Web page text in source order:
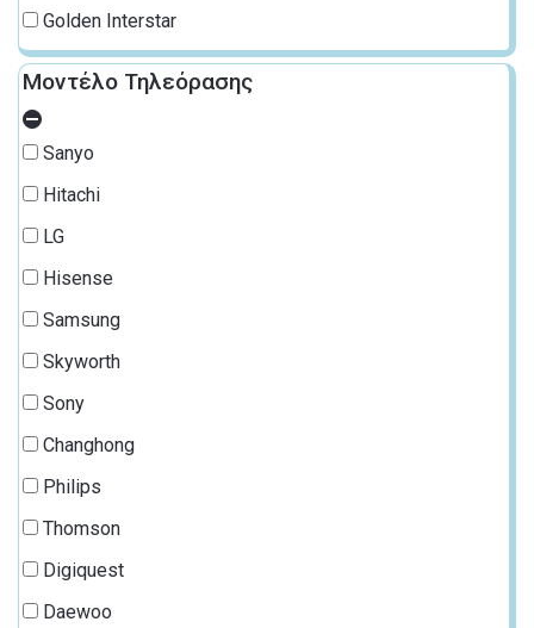
Golden Interstar
Μοντέλο Τηλεόρασης
Sanyo
Hitachi
LG
Hisense
Samsung
Skyworth
Sony
Changhong
Philips
Thomson
Digiquest
Daewoo